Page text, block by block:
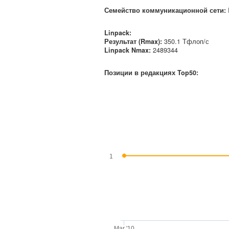
Семейство коммуникационной сети:
Linpack:
Результат (Rmax): 350.1 Тфлоп/с
Linpack Nmax: 2489344
Позиции в редакциях Top50:
1